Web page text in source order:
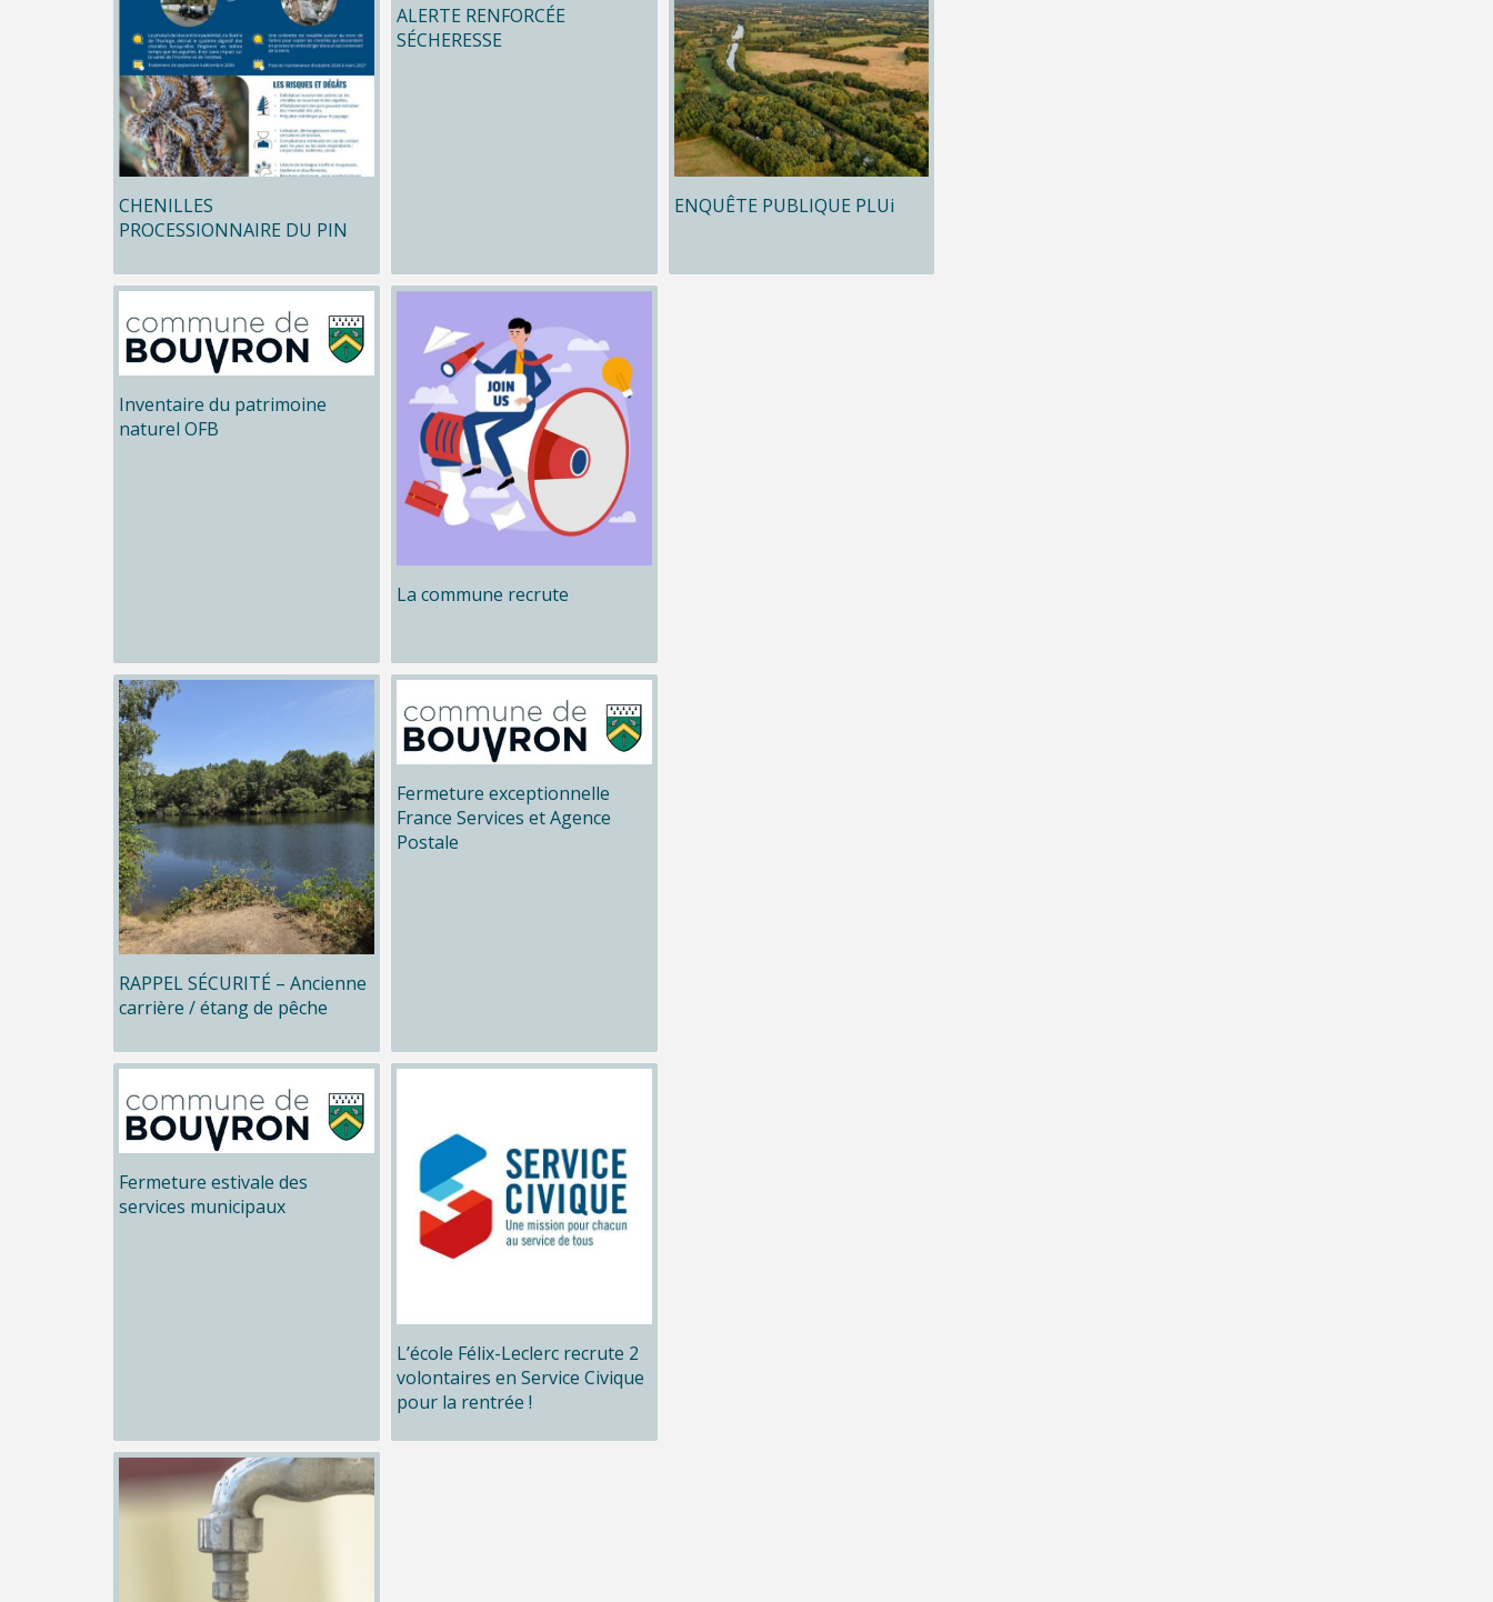
CHENILLES
PROCESSIONNAIRE DU PIN
ALERTE RENFORCÉE
SÉCHERESSE
ENQUÊTE PUBLIQUE PLUi
Inventaire du patrimoine
naturel OFB
La commune recrute
RAPPEL SÉCURITÉ – Ancienne
carrière / étang de pêche
Fermeture exceptionnelle
France Services et Agence
Postale
Fermeture estivale des
services municipaux
L’école Félix-Leclerc recrute 2
volontaires en Service Civique
pour la rentrée !